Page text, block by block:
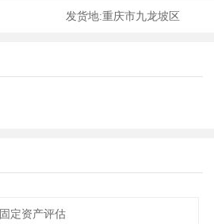
发货地:重庆市九龙坡区
固定资产评估